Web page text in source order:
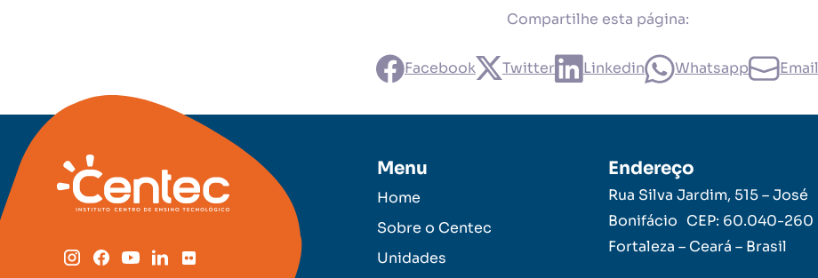
Compartilhe esta página:
Facebook Twitter Linkedin Whatsapp Email
Menu
Home
Sobre o Centec
Unidades
Endereço
Rua Silva Jardim, 515 – José
Bonifácio CEP: 60.040-260
Fortaleza – Ceará – Brasil